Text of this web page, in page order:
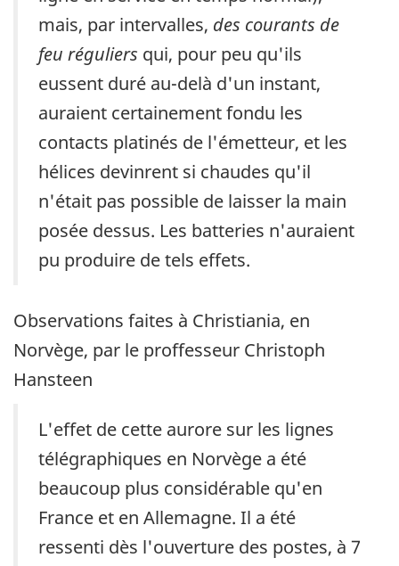
mais, par intervalles, des courants de
feu réguliers qui, pour peu qu'ils
eussent duré au-delà d'un instant,
auraient certainement fondu les
contacts platinés de l'émetteur, et les
hélices devinrent si chaudes qu'il
n'était pas possible de laisser la main
posée dessus. Les batteries n'auraient
pu produire de tels effets.
Observations faites à Christiania, en
Norvège, par le proffesseur Christoph
Hansteen
L'effet de cette aurore sur les lignes
télégraphiques en Norvège a été
beaucoup plus considérable qu'en
France et en Allemagne. Il a été
ressenti dès l'ouverture des postes, à 7